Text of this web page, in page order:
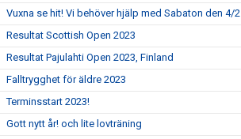
Vuxna se hit! Vi behöver hjälp med Sabaton den 4/2
Resultat Scottish Open 2023
Resultat Pajulahti Open 2023, Finland
Falltrygghet för äldre 2023
Terminsstart 2023!
Gott nytt år! och lite lovträning